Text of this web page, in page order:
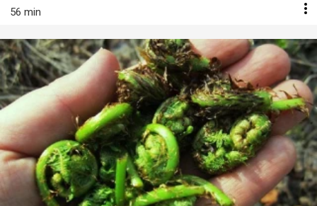
56 min